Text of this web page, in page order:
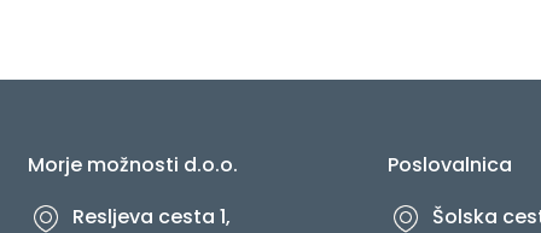
Morje možnosti d.o.o.
Resljeva cesta 1,
Poslovalnica
Šolska